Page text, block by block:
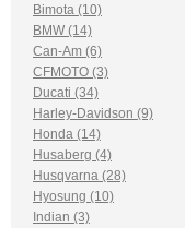
Bimota (10)
BMW (14)
Can-Am (6)
CFMOTO (3)
Ducati (34)
Harley-Davidson (9)
Honda (14)
Husaberg (4)
Husqvarna (28)
Hyosung (10)
Indian (3)